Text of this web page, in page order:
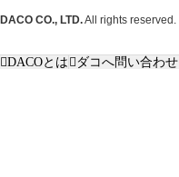
DACO CO., LTD.All rights reserved.
DACOとは ダコへ問い合わせ